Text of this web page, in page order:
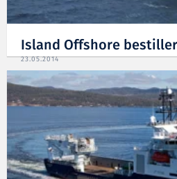
Island Offshore
23.05.2014